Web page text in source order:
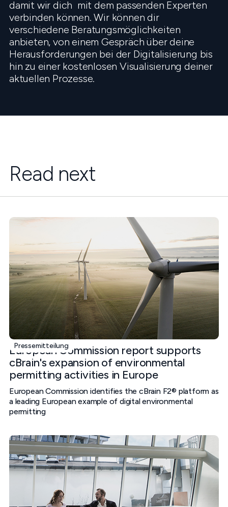
damit wir dich mit dem passenden Experten
verbinden können. Wir können dir
verschiedene Beratungsmöglichkeiten
anbieten, von einem Gespräch über deine
Herausforderungen bei der Digitalisierung bis
hin zu einer kostenlosen Visualisierung deiner
aktuellen Prozesse.
Read next
Pressemitteilung
European Commission report supports
cBrain's expansion of environmental
permitting activities in Europe
European Commission identifies the cBrain F2® platform as
a leading European example of digital environmental
permitting